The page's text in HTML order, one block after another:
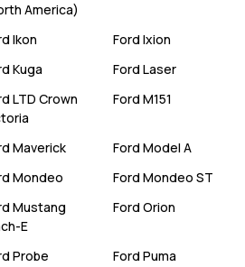
America)
Ikon Ford Ixion
Kuga Ford Laser
LTD Crown
Ford M151
Maverick Ford Model A
Mondeo Ford Mondeo ST
Mustang
E
Ford Orion
Probe Ford Puma